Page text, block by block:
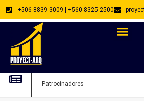
+506 8839 3009 | +560 8325 2500
Patrocinadores